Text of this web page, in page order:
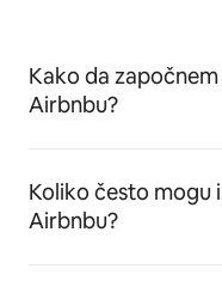
Kako da
Airbnbu?
Koliko često mogu
Airbnbu?